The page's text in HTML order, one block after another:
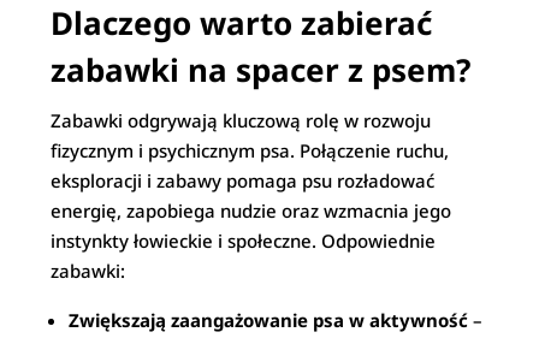
Dlaczego warto zabierać
zabawki na spacer z psem?
Zabawki odgrywają kluczową rolę w rozwoju
fizycznym i psychicznym psa. Połączenie ruchu,
eksploracji i zabawy pomaga psu rozładować
energię, zapobiega nudzie oraz wzmacnia jego
instynkty łowieckie i społeczne. Odpowiednie
zabawki:
Zwiększają zaangażowanie psa w aktywność –